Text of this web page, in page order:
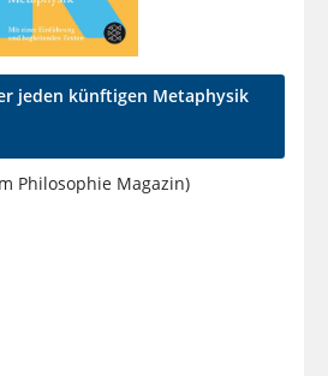
jeden künftigen Metaphysik
Philosophie Magazin)